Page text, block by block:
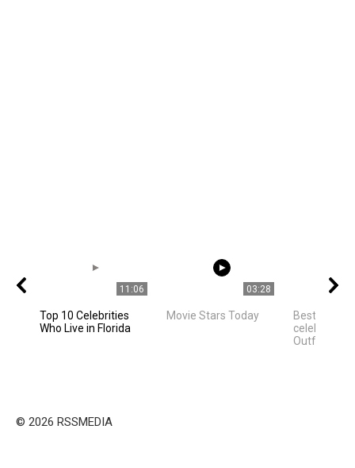
11:06
Top 10 Celebrities
Who Live in Florida
03:28
Movie Stars Today
Best
celebrities
Outfit Ideas
© 2026 RSSMEDIA